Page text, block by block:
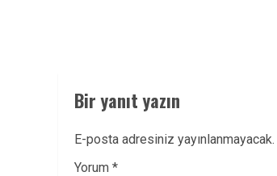
Bir yanıt yazın
E-posta adresiniz yayınlanmayacak.
Yorum *